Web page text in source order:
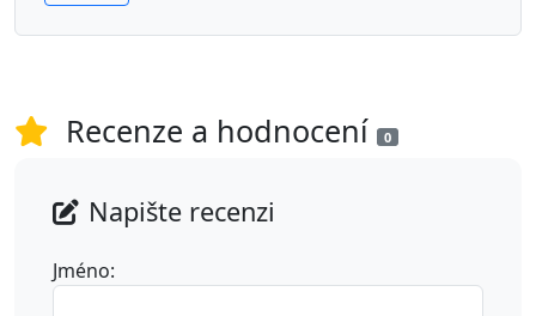
Recenze a hodnocení 0
Napište recenzi
Jméno: